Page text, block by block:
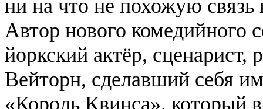
ни на что не похожую
Автор нового
йоркский актёр,
Вейторн, сделавший себя
«Король Квинса», который